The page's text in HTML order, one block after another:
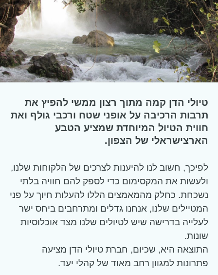
טיולי הדן קמה מתוך רצון ממשי להפיץ את
תרבות הרכיבה על אופני שטח ורכבי גולף ואת
חווית הטיול המיוחדת שמציע הטבע
הארצישראלי של הצפון.
לפיכך, חשוב לנו להיענות לצרכים של הלקוחות שלנו,
ולעשות את המקסימום כדי לספק להם חוויה בלתי
נשכחת. כחלק מהמאמצים הללו להעלות חיוך על פני
המטיילים שלנו, אנחנו גדלים ומתרחבים ביחס ישר
לעלייה בדרישה שיש לטיולים שלנו מצד אוכלוסיות
שונות.
התוצאה היא, שכיום, חברת טיולי הדן מציעה
פתרונות למגוון רחב מאוד של קהלי יעד.